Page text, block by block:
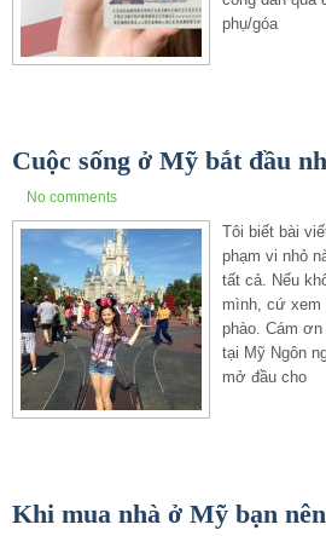
phụ/góa
Cuộc sống ở Mỹ bắt đầu
No comments
Tôi biết bài
phạm vi nhỏ
tất cả. Nếu
mình, cứ xem
phào. Cám
tại Mỹ Ngôn
mở đầu cho
Khi mua nhà ở Mỹ bạn